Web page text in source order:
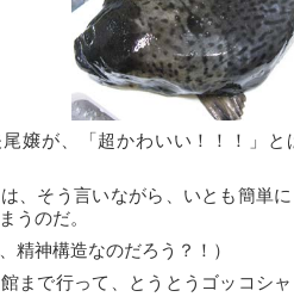
尾嬢が、「超かわいい！！！」
、そう言いながら、いとも簡単
うのだ。
精神構造なのだろう？！）
まで行って、とうとうゴッコシ